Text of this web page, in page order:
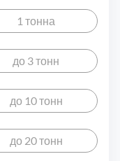
1 тонна
до 3 тонн
до 10 тонн
до 20 тонн
2
7
1
3